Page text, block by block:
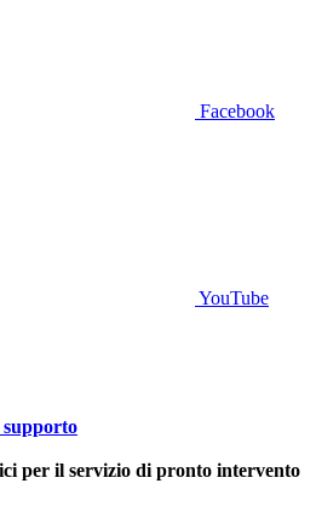
Facebook
YouTube
per il servizio di pronto intervento